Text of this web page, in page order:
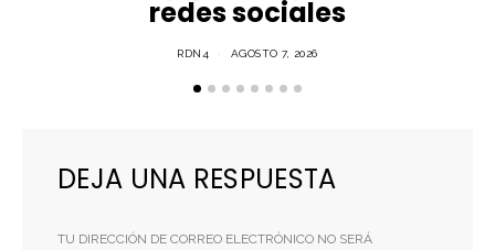
redes sociales
RDN4 AGOSTO 7, 2026
DEJA UNA RESPUESTA
TU DIRECCIÓN DE CORREO ELECTRÓNICO NO SERÁ